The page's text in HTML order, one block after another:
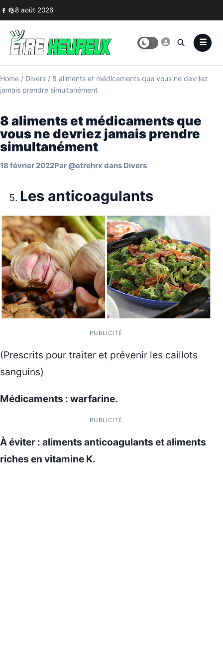
Skip to content
8 août 2026
Home / Divers / 8 aliments et médicaments que vous ne devriez
jamais prendre simultanément
8 aliments et médicaments que
vous ne devriez jamais prendre
simultanément
18 février 2022Par @etrehrx dans Divers
Les anticoagulants
PUBLICITÉ
(Prescrits pour traiter et prévenir les caillots
sanguins)
Médicaments : warfarine.
PUBLICITÉ
À éviter : aliments anticoagulants et aliments
riches en vitamine K.